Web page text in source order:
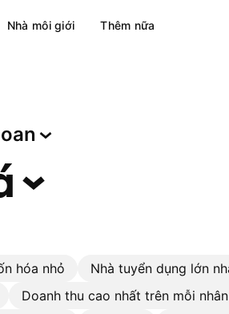
Nhà môi giới Thêm nữa
hóa nhỏ Nhà tuyển dụng lớn
Doanh thu cao nhất trên mỗi